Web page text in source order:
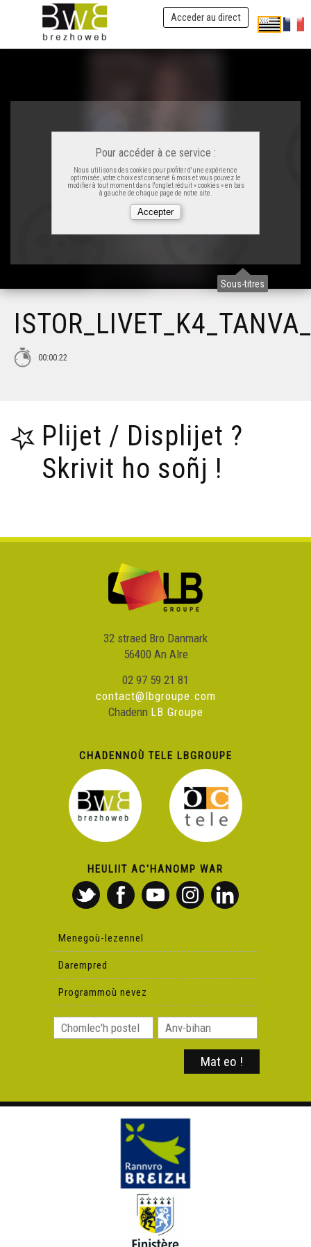
Acceder au direct
Sous-titres
Pour accéder à ce service :
Nous utilisons des cookies pour profiter d'une expérience
optimisée, votre choix est conservé 6 mois et vous pouvez le
modifier à tout moment dans l'onglet réduit « cookies » en bas
à gauche de chaque page de notre site.
00:00:22
Plijet / Displijet ?
Skrivit ho soñj !
32 straed Bro Danmark
56400 An Alre
02 97 59 21 81
contact@lbgroupe.com
Chadenn LB Groupe
CHADENNOÙ TELE LBGROUPE
HEULIIT AC'HANOMP WAR
Menegoù-lezennel
Darempred
Programmoù nevez